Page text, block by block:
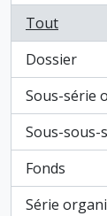
Tout
Dossier
, 10 résultats
Sous-série
, 2 résultats
Sous-sous-
, 1 résultats
Fonds
, 1 résultats
Série